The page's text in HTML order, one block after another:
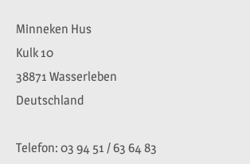
Minneken Hus
Kulk 10
38871 Wasserleben
Deutschland
Telefon: 03 94 51 / 63 64 83